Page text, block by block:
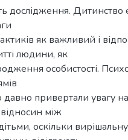
дослідження.
як важливий і
людини, як
особистості.
давно привертали увагу
між
оскільки